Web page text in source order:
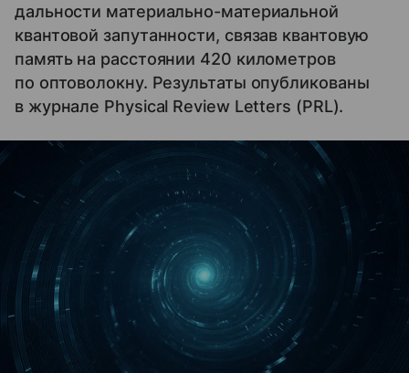
дальности материально-материальной
квантовой запутанности, связав квантовую
память на расстоянии 420 километров
по оптоволокну. Результаты опубликованы
в журнале Physical Review Letters (PRL).